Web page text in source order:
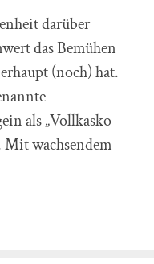
darüber
das Bemühen
(noch) hat.
als „Vollkasko -
Mit wachsendem